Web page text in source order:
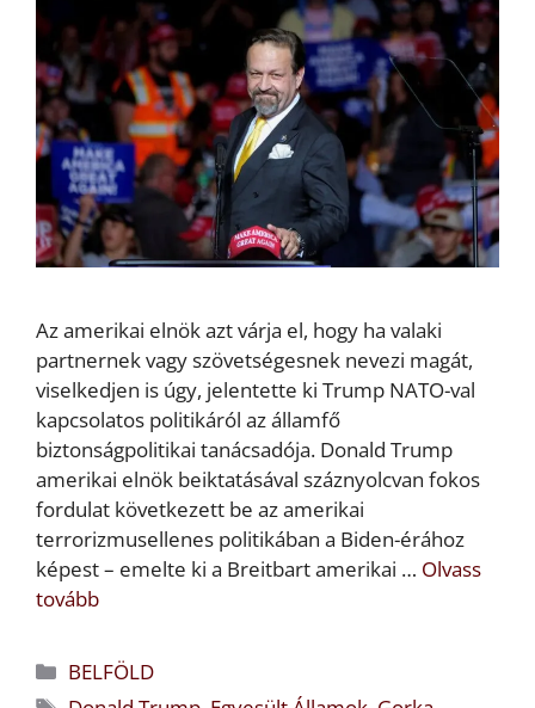
Az amerikai elnök azt várja el, hogy ha valaki
partnernek vagy szövetségesnek nevezi magát,
viselkedjen is úgy, jelentette ki Trump NATO-val
kapcsolatos politikáról az államfő
biztonságpolitikai tanácsadója. Donald Trump
amerikai elnök beiktatásával száznyolcvan fokos
fordulat következett be az amerikai
terrorizmusellenes politikában a Biden-érához
képest – emelte ki a Breitbart amerikai … Olvass
tovább
Kategória
BELFÖLD